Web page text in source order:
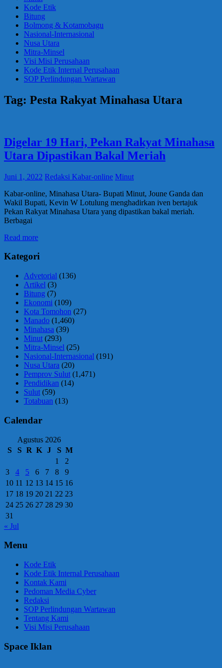
Kode Etik
Bitung
Bolmong & Kotamobagu
Nasional-Internasional
Nusa Utara
Mitra-Minsel
Visi Misi Perusahaan
Kode Etik Internal Perusahaan
SOP Perlindungan Wartawan
Tag: Pesta Rakyat Minahasa Utara
Digelar 19 Hari, Pekan Rakyat Minahasa
Utara Dipastikan Bakal Meriah
Juni 1, 2022 Redaksi Kabar-online Minut
Kabar-online, Minahasa Utara- Bupati Minut, Joune Ganda dan
Wakil Bupati, Kevin W Lotulung menghadirkan iven bertajuk
Pekan Rakyat Minahasa Utara yang dipastikan bakal meriah.
Berbagai
Read more
Kategori
Advetorial (136)
Artikel (3)
Bitung (7)
Ekonomi (109)
Kota Tomohon (27)
Manado (1,460)
Minahasa (39)
Minut (293)
Mitra-Minsel (25)
Nasional-Internasional (191)
Nusa Utara (20)
Pemprov Sulut (1,471)
Pendidikan (14)
Sulut (59)
Totabuan (13)
Calendar
Agustus 2026
S
S R K J S M
1
2
3
4 5 6 7 8
9
10 11 12 13 14 15 16
17 18 19 20 21 22 23
24 25 26 27 28 29 30
31
« Jul
Menu
Kode Etik
Kode Etik Internal Perusahaan
Kontak Kami
Pedoman Media Cyber
Redaksi
SOP Perlindungan Wartawan
Tentang Kami
Visi Misi Perusahaan
Space Iklan